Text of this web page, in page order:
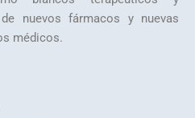
nuevos fármacos y nuevas
médicos.